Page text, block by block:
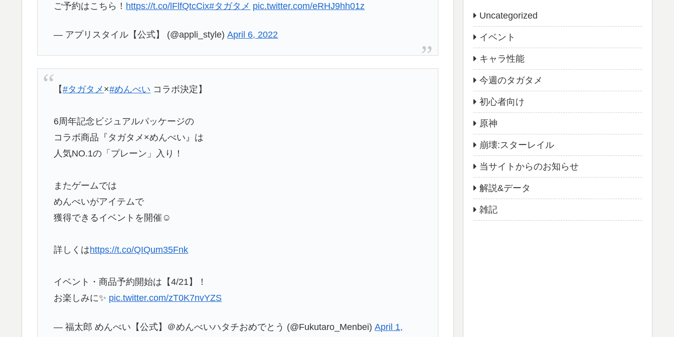
ご予約はこちら！ https://t.co/lFlfQtcCix#タガタメ pic.twitter.com/eRHJ9hh01z
— アプリスタイル【公式】 (@appli_style)April 6, 2022
【#タガタメ ×#めんべい コラボ決定】
6周年記念ビジュアルパッケージの
コラボ商品『タガタメ×めんべい』は
人気NO.1の「プレーン」入り！
またゲームでは
めんべいがアイテムで
獲得できるイベントを開催☺
詳しくはhttps://t.co/QIQum35Fnk
イベント・商品予約開始は【4/21】！
お楽しみに✨ pic.twitter.com/zT0K7nvYZS
— 福太郎 めんべい【公式】＠めんべいハタチおめでとう (@Fukutaro_Menbei)April 1,
Uncategorized
イベント
キャラ性能
今週のタガタメ
初心者向け
原神
崩壊:スターレイル
当サイトからのお知らせ
解説&データ
雑記